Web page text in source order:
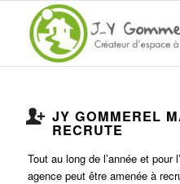
JY GOMMEREL
RECRUTE
Tout au long de l’année et
agence peut être amenée à